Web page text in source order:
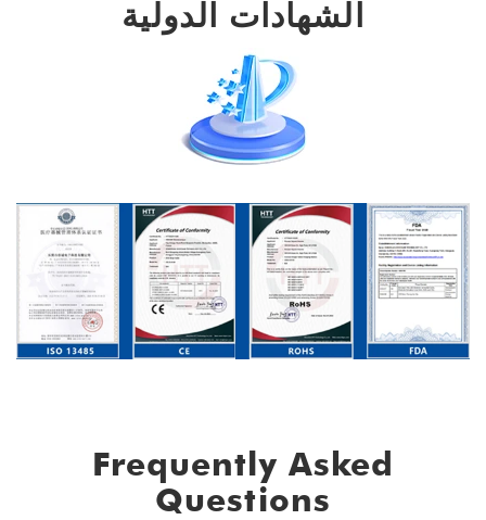
الشهادات الدولية
Frequently Asked
Questions